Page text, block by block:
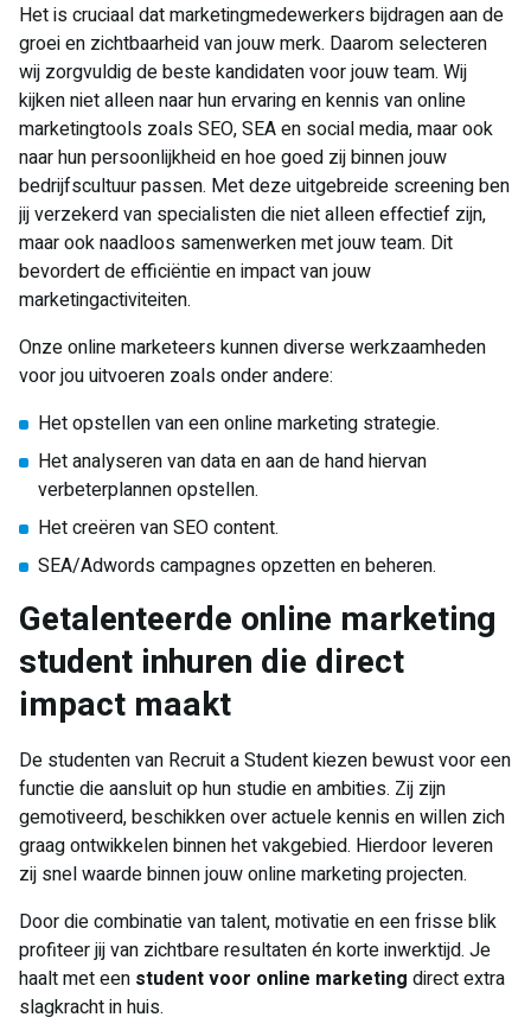
Het is cruciaal dat marketingmedewerkers bijdragen aan de
groei en zichtbaarheid van jouw merk. Daarom selecteren
wij zorgvuldig de beste kandidaten voor jouw team. Wij
kijken niet alleen naar hun ervaring en kennis van online
marketingtools zoals SEO, SEA en social media, maar ook
naar hun persoonlijkheid en hoe goed zij binnen jouw
bedrijfscultuur passen. Met deze uitgebreide screening ben
jij verzekerd van specialisten die niet alleen effectief zijn,
maar ook naadloos samenwerken met jouw team. Dit
bevordert de efficiëntie en impact van jouw
marketingactiviteiten.
Onze online marketeers kunnen diverse werkzaamheden
voor jou uitvoeren zoals onder andere:
Het opstellen van een online marketing strategie.
Het analyseren van data en aan de hand hiervan
verbeterplannen opstellen.
Het creëren van SEO content.
SEA/Adwords campagnes opzetten en beheren.
Getalenteerde online marketing
student inhuren die direct
impact maakt
De studenten van Recruit a Student kiezen bewust voor een
functie die aansluit op hun studie en ambities. Zij zijn
gemotiveerd, beschikken over actuele kennis en willen zich
graag ontwikkelen binnen het vakgebied. Hierdoor leveren
zij snel waarde binnen jouw online marketing projecten.
Door die combinatie van talent, motivatie en een frisse blik
profiteer jij van zichtbare resultaten én korte inwerktijd. Je
haalt met een student voor online marketing direct extra
slagkracht in huis.